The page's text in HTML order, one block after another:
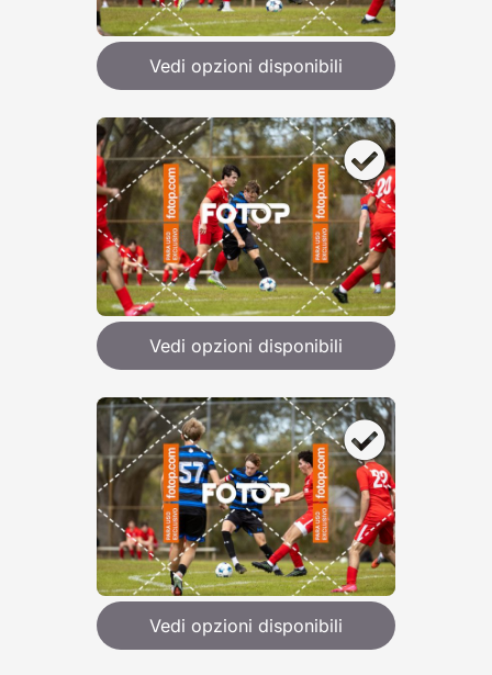
Vedi opzioni disponibili
Vedi opzioni disponibili
Vedi opzioni disponibili